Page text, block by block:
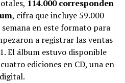
114.000 corresponden
, cifra que incluye 59.000
en este formato para
a registrar las ventas
El álbum estuvo disponible
ediciones en CD, una en